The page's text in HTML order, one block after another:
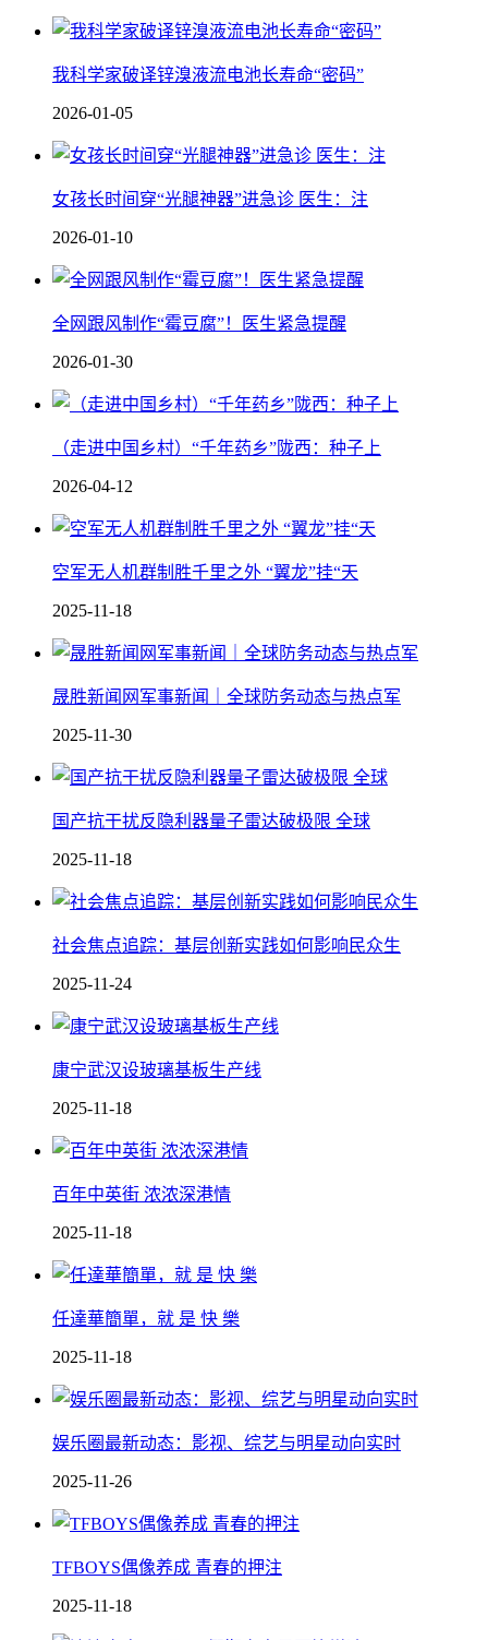
我科学家破译锌溴液流电池长寿命“密码”
2026-01-05
女孩长时间穿“光腿神器”进急诊 医生：注
2026-01-10
全网跟风制作“霉豆腐”！医生紧急提醒
2026-01-30
（走进中国乡村）“千年药乡”陇西：种子上
2026-04-12
空军无人机群制胜千里之外 “翼龙”挂“天
2025-11-18
晟胜新闻网军事新闻｜全球防务动态与热点军
2025-11-30
国产抗干扰反隐利器 量子雷达破极限 全球
2025-11-18
社会焦点追踪：基层创新实践如何影响民众生
2025-11-24
康宁武汉设玻璃基板生产线
2025-11-18
百年中英街 浓浓深港情
2025-11-18
任達華簡單，就 是 快 樂
2025-11-18
娱乐圈最新动态：影视、综艺与明星动向实时
2025-11-26
TFBOYS偶像养成 青春的押注
2025-11-18